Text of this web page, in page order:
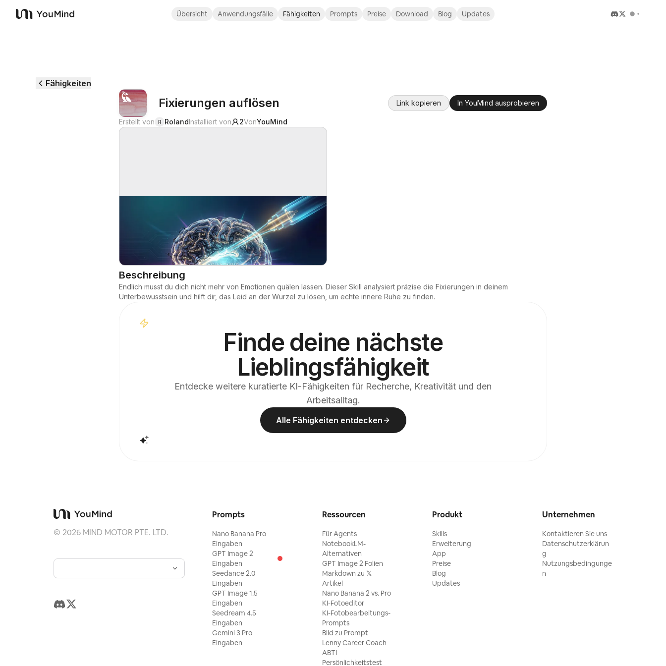
YouMind
Übersicht Anwendungsfälle Fähigkeiten Prompts Preise Download Blog Updates
Fähigkeiten
Fixierungen auflösen Link kopieren In YouMind ausprobieren
Erstellt von R RolandInstalliert von 2VonYouMind
Beschreibung
Endlich musst du dich nicht mehr von Emotionen quälen lassen. Dieser Skill analysiert präzise die Fixierungen in deinem
Unterbewusstsein und hilft dir, das Leid an der Wurzel zu lösen, um echte innere Ruhe zu finden.
Finde deine nächste
Lieblingsfähigkeit
Entdecke weitere kuratierte KI-Fähigkeiten für Recherche, Kreativität und den
Arbeitsalltag.
Alle Fähigkeiten entdecken
© 2026MIND MOTOR PTE. LTD.
Prompts
Nano Banana Pro
Eingaben
GPT Image 2
Eingaben
Seedance 2.0
Eingaben
GPT Image 1.5
Eingaben
Seedream 4.5
Eingaben
Gemini 3 Pro
Eingaben
Ressourcen
Für Agents
NotebookLM-
Alternativen
GPT Image 2 Folien
Markdown zu 𝕏
Artikel
Nano Banana 2 vs. Pro
KI-Fotoeditor
KI-Fotobearbeitungs-
Prompts
Bild zu Prompt
Lenny Career Coach
ABTI
Persönlichkeitstest
Produkt
Skills
Erweiterung
App
Preise
Blog
Updates
Unternehmen
Kontaktieren Sie uns
Datenschutzerklärun
g
Nutzungsbedingunge
n